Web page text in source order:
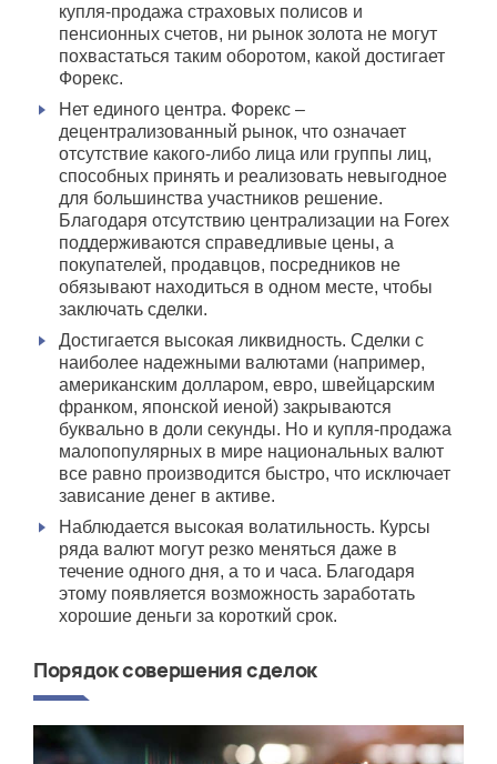
купля-продажа страховых полисов и
пенсионных счетов, ни рынок золота не могут
похвастаться таким оборотом, какой достигает
Форекс.
Нет единого центра. Форекс –
децентрализованный рынок, что означает
отсутствие какого-либо лица или группы лиц,
способных принять и реализовать невыгодное
для большинства участников решение.
Благодаря отсутствию централизации на Forex
поддерживаются справедливые цены, а
покупателей, продавцов, посредников не
обязывают находиться в одном месте, чтобы
заключать сделки.
Достигается высокая ликвидность. Сделки с
наиболее надежными валютами (например,
американским долларом, евро, швейцарским
франком, японской иеной) закрываются
буквально в доли секунды. Но и купля-продажа
малопопулярных в мире национальных валют
все равно производится быстро, что исключает
зависание денег в активе.
Наблюдается высокая волатильность. Курсы
ряда валют могут резко меняться даже в
течение одного дня, а то и часа. Благодаря
этому появляется возможность заработать
хорошие деньги за короткий срок.
Порядок совершения сделок